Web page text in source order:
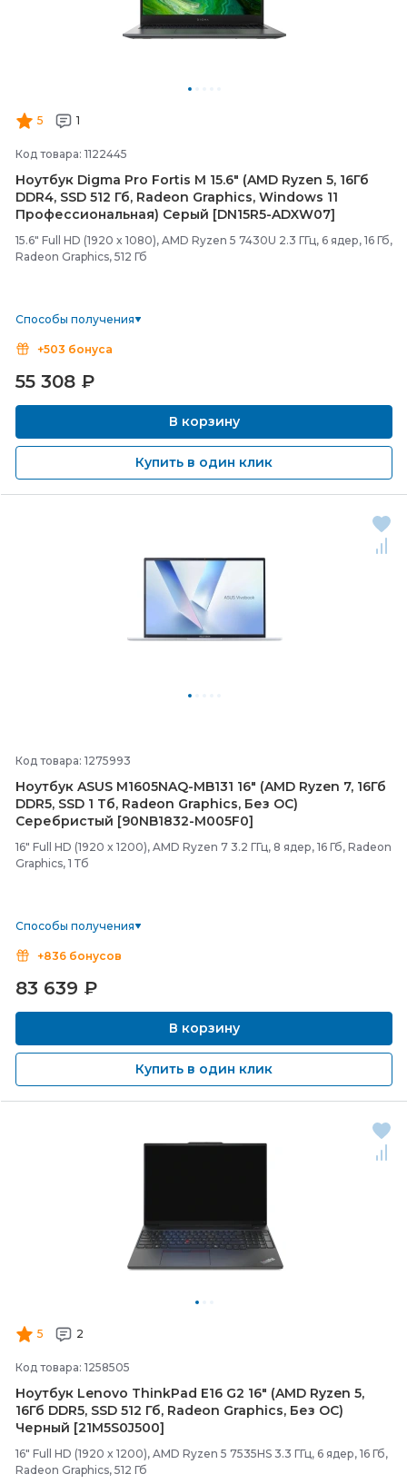
5 1
Код товара: 1122445
Ноутбук Digma Pro Fortis M 15.6" (AMD Ryzen 5, 16Гб
DDR4, SSD 512 Гб, Radeon Graphics, Windows 11
Профессиональная) Серый [DN15R5-ADXW07]
15.6" Full HD (1920 x 1080), AMD Ryzen 5 7430U 2.3 ГГц, 6 ядер, 16 Гб,
Radeon Graphics, 512 Гб
Способы получения
+503 бонуса
55 308 ₽
В корзину
Купить в один клик
Код товара: 1275993
Ноутбук ASUS M1605NAQ-MB131 16" (AMD Ryzen 7, 16Гб
DDR5, SSD 1 Тб, Radeon Graphics, Без ОС)
Серебристый [90NB1832-M005F0]
16" Full HD (1920 x 1200), AMD Ryzen 7 3.2 ГГц, 8 ядер, 16 Гб, Radeon
Graphics, 1 Тб
Способы получения
+836 бонусов
83 639 ₽
В корзину
Купить в один клик
5 2
Код товара: 1258505
Ноутбук Lenovo ThinkPad E16 G2 16" (AMD Ryzen 5,
16Гб DDR5, SSD 512 Гб, Radeon Graphics, Без ОС)
Черный [21M5S0J500]
16" Full HD (1920 x 1200), AMD Ryzen 5 7535HS 3.3 ГГц, 6 ядер, 16 Гб,
Radeon Graphics, 512 Гб